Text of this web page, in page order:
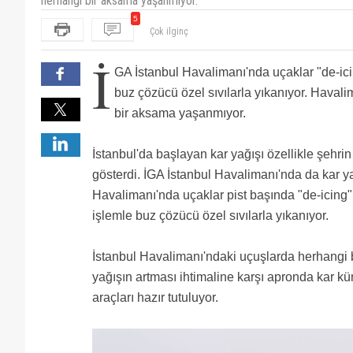
5
Govdeye kim deicing sıkmıs :)))
Bu de icing araçlarını kullanan makinist ünvanlı
başarılı olursa makinist olur ve aprondaki bütün
gibi,gibi) fakat tgs de bir yıldır uygulanan görev
olan MAKİNİST gurubuna maalesef verilmemekte
zamanlarda vardiya müdürlerimiz ve
kapalı tehdit edilerek geri çevrildik. Buradan üst
etmeyin ve görev pirimi alan ünvanlar arasına
2025 in 2 inci ayı bitecek daha zam belli değil
yüzde 30 yapın da yüzümüz gülsün biraz hep siz mi
Çok ilginç
İ GA İstanbul Havalimanı'nda uçaklar "de-
buz çözücü özel sıvılarla yıkanıyor.
bir aksama yaşanmıyor.
İstanbul'da başlayan kar yağışı özellikle
gösterdi. İGA İstanbul Havalimanı'nda da kar
Havalimanı'nda uçaklar pist başında "de-
işlemle buz çözücü özel sıvılarla yıkanıyor.
İstanbul Havalimanı'ndaki uçuşlarda
yağışın artması ihtimaline karşı apronda kar
araçları hazır tutuluyor.